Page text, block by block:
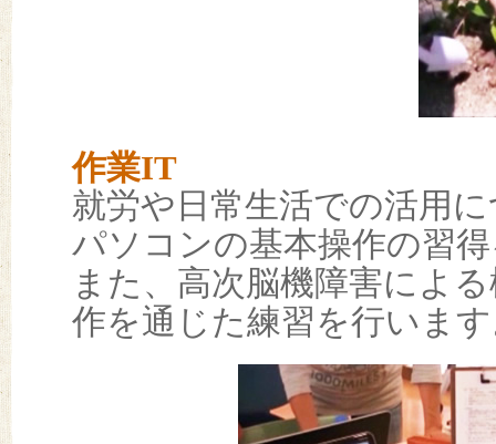
作業IT
就労や日常生活での活用
パソコンの基本操作の習
また、高次脳機障害によ
作を通じた練習を行いま